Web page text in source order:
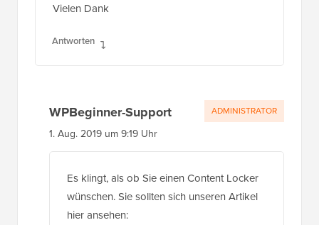
Vielen Dank
Antworten
WPBeginner-Support
1. Aug. 2019 um 9:19 Uhr
Es klingt, als ob Sie einen Content Locker
wünschen. Sie sollten sich unseren Artikel
hier ansehen:
ADMINISTRATOR